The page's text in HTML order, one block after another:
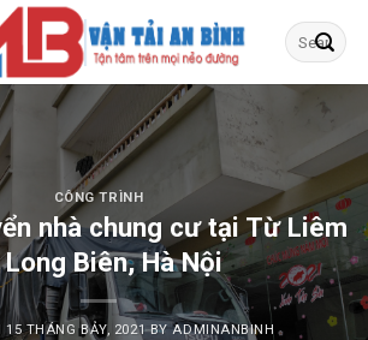
CÔNG TRÌNH
nhà chung cư tại Từ Liêm
Biên, Hà Nội
15 THÁNG BẢY, 2021BYADMINANBINH